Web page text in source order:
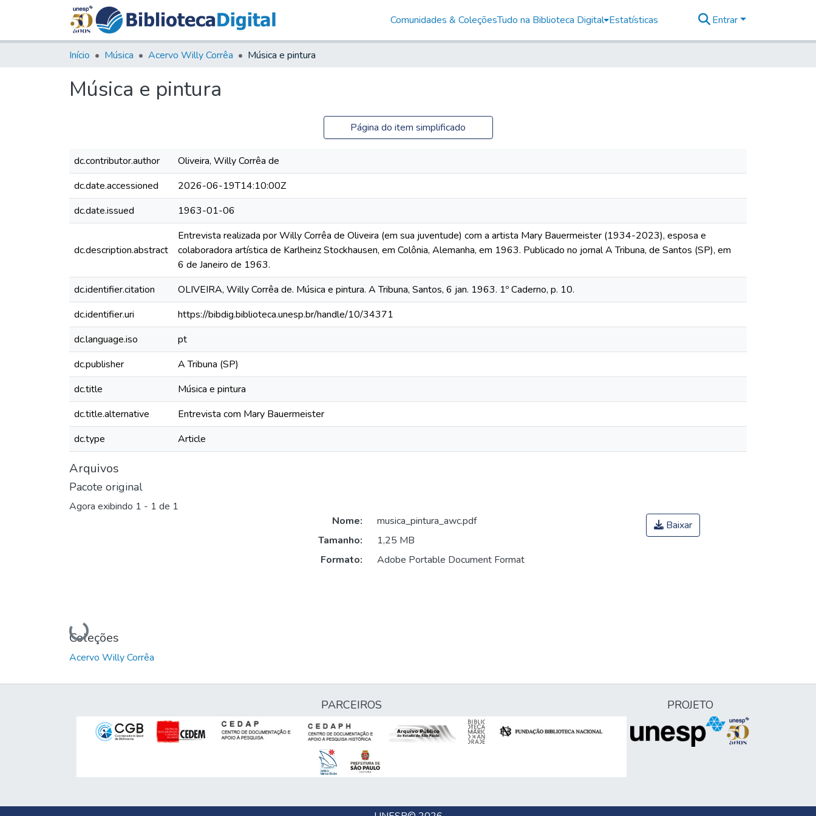
Comunidades & ColeçõesTudo na Biblioteca Digital Estatísticas Entrar
Início Música Acervo Willy Corrêa Música e pintura
Música e pintura
Página do item simplificado
dc.contributor.author
Oliveira, Willy Corrêa de
dc.date.accessioned
2026-06-19T14:10:00Z
dc.date.issued
1963-01-06
dc.description.abstract
Entrevista realizada por Willy Corrêa de Oliveira (em sua juventude) com a artista Mary Bauermeister (1934-2023), esposa e
colaboradora artística de Karlheinz Stockhausen, em Colônia, Alemanha, em 1963. Publicado no jornal A Tribuna, de Santos (SP), em
6 de Janeiro de 1963.
dc.identifier.citation
​OLIVEIRA, Willy Corrêa de. Música e pintura. A Tribuna, Santos, 6 jan. 1963. 1º Caderno, p. 10.
dc.identifier.uri
https://bibdig.biblioteca.unesp.br/handle/10/34371
dc.language.iso
pt
dc.publisher
A Tribuna (SP)
dc.title
Música e pintura
dc.title.alternative
Entrevista com Mary Bauermeister
dc.type
Article
Arquivos
Pacote original
Agora exibindo 1 - 1 de 1
Carregando...
Nome:
musica_pintura_awc.pdf
Tamanho:
1,25 MB
Formato:
Adobe Portable Document Format
Baixar
Coleções
Acervo Willy Corrêa
PARCEIROS PROJETO